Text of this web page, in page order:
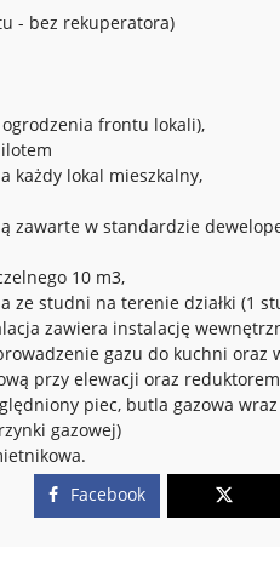
- bez rekuperatora)
frontu lokali),
każdy lokal mieszkalny,
zawarte w standardzie
10 m3,
ze studni na terenie działki (1
zawiera instalację
gazu do kuchni oraz
przy elewacji oraz
piec, butla gazowa
gazowej)
Facebook